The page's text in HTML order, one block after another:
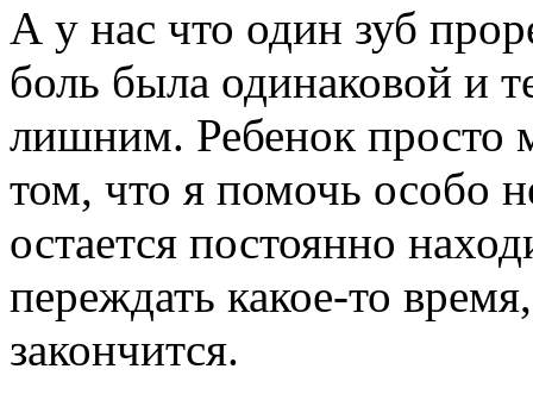
А у нас что один зуб
боль была одинаковой и
лишним. Ребенок просто
том, что я помочь особо
остается постоянно
переждать какое-то
закончится.